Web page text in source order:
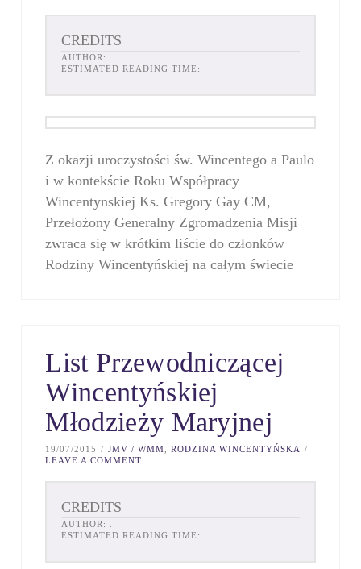
CREDITS
AUTHOR:
ESTIMATED READING TIME:
Z okazji uroczystości św. Wincentego a Paulo
i w kontekście Roku Współpracy
Wincentynskiej Ks. Gregory Gay CM,
Przełożony Generalny Zgromadzenia Misji
zwraca się w krótkim liście do członków
Rodziny Wincentyńskiej na całym świecie
List Przewodniczącej
Wincentyńskiej
Młodzieży Maryjnej
19/07/2015 JMV / WMM ,RODZINA WINCENTYŃSKA
LEAVE A COMMENT
CREDITS
AUTHOR:
ESTIMATED READING TIME: